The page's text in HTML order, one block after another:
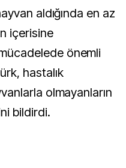
aldığında en az
içerisine
önemli
hastalık
olmayanların
bildirdi.